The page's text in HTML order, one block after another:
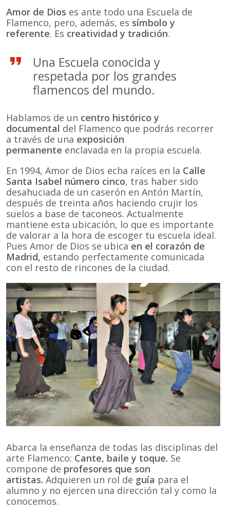
Amor de Dios es ante todo una Escuela de
Flamenco, pero, además, es símbolo y
referente. Es creatividad y tradición.
Una Escuela conocida y
respetada por los grandes
flamencos del mundo.
Hablamos de un centro histórico y
documental del Flamenco que podrás recorrer
a través de una exposición
permanente enclavada en la propia escuela.
En 1994, Amor de Dios echa raíces en la Calle
Santa Isabel número cinco, tras haber sido
desahuciada de un caserón en Antón Martín,
después de treinta años haciendo crujir los
suelos a base de taconeos. Actualmente
mantiene esta ubicación, lo que es importante
de valorar a la hora de escoger tu escuela ideal.
Pues Amor de Dios se ubica en el corazón de
Madrid, estando perfectamente comunicada
con el resto de rincones de la ciudad.
Abarca la enseñanza de todas las disciplinas del
arte Flamenco: Cante, baile y toque. Se
compone de profesores que son
artistas. Adquieren un rol de guía para el
alumno y no ejercen una dirección tal y como la
conocemos.